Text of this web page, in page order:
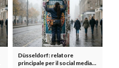
Düsseldorf: relatore
principale per il social media